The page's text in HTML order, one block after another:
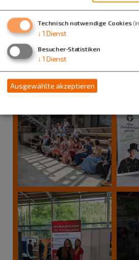
Bildergalerie
Technisch notwendige Cookies
↓ 1 Dienst
Besucher-Statistiken
↓ 1 Dienst
Ausgewählte akzeptieren